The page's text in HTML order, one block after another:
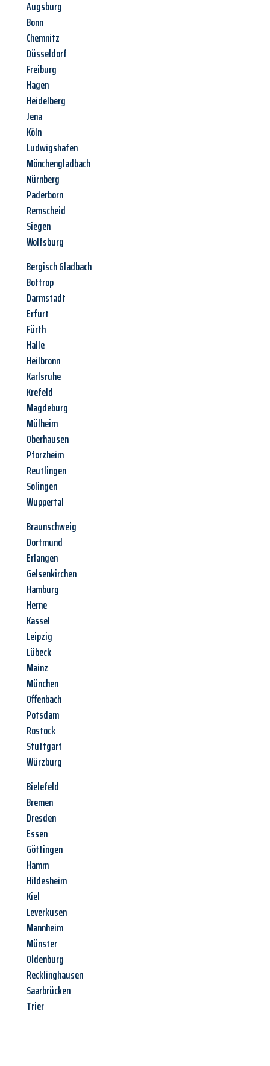
Augsburg
Bonn
Chemnitz
Düsseldorf
Freiburg
Hagen
Heidelberg
Jena
Köln
Ludwigshafen
Mönchengladbach
Nürnberg
Paderborn
Remscheid
Siegen
Wolfsburg
Bergisch Gladbach
Bottrop
Darmstadt
Erfurt
Fürth
Halle
Heilbronn
Karlsruhe
Krefeld
Magdeburg
Mülheim
Oberhausen
Pforzheim
Reutlingen
Solingen
Wuppertal
Braunschweig
Dortmund
Erlangen
Gelsenkirchen
Hamburg
Herne
Kassel
Leipzig
Lübeck
Mainz
München
Offenbach
Potsdam
Rostock
Stuttgart
Würzburg
Bielefeld
Bremen
Dresden
Essen
Göttingen
Hamm
Hildesheim
Kiel
Leverkusen
Mannheim
Münster
Oldenburg
Recklinghausen
Saarbrücken
Trier